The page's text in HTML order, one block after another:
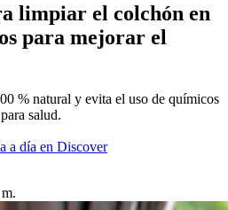
limpiar el colchón en
para mejorar el
% natural y evita el uso de químicos
salud.
a día en Discover